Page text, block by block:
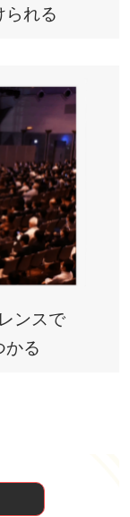
られる
ンスで
かる